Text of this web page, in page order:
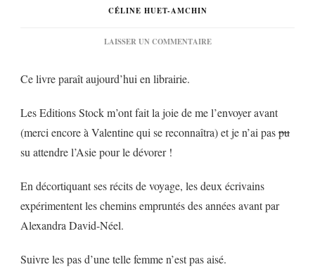
CÉLINE HUET-AMCHIN
LAISSER UN COMMENTAIRESUR
NÉEL »
D’ERIC
FAYE
GARCIN…
Ce livre paraît aujourd’hui en librairie.
Les Editions Stock m’ont fait la joie de me l’envoyer avant
(merci encore à Valentine qui se reconnaîtra) et je n’ai paspu
su attendre l’Asie pour le dévorer !
En décortiquant ses récits de voyage, les deux écrivains
expérimentent les chemins empruntés des années avant par
Alexandra David-Néel.
Suivre les pas d’une telle femme n’est pas aisé.